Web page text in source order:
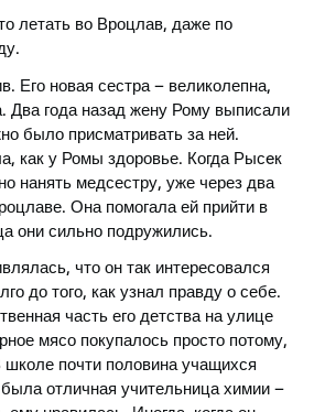
летать во Вроцлав, даже по
Его новая сестра – великолепна,
Два года назад жену Рому выписали
было присматривать за ней.
как у Ромы здоровье. Когда Рысeк
нанять медсестру, уже через два
Она помогала ей прийти в
они сильно подружились.
что он так интересовался
до того, как узнал правду о себе.
часть его детства на улице
мясо покупалось просто потому,
почти половина учащихся
отличная учительница химии –